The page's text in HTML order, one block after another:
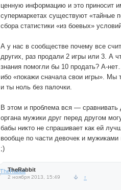
ценную информацию и это приносит
супермаркетах существуют «тайные
сбора статистики «из боевых»
А у нас в сообществе почему все
других, раз продали 2 игры или 3. А
знания помогли бы 10 продать? А-
ибо «покажи сначала свои игры». Мы
и ты ноль без палочки.
В этом и проблема вся — сравнивать
органа мужики друг перед другом
бабы никто не спрашивает как ей
вообще по части девочек и мужиками
;)
TheRabbit
2 ноября 2013, 15:49 ↑